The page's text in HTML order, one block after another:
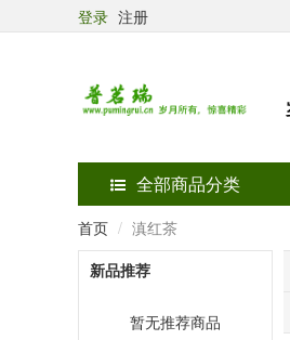
登录 注册
全部商品分类
首页
滇红茶
新品推荐
暂无推荐商品